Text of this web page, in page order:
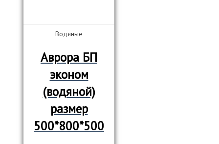
Водяные
Аврора БП
эконом
(водяной)
размер
500*800*500